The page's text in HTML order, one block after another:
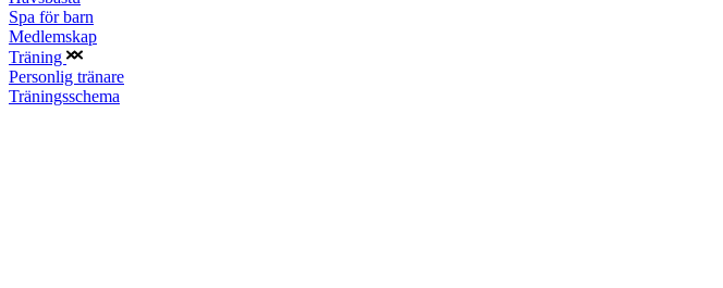
Spa för barn
Medlemskap
Träning
Personlig tränare
Träningsschema